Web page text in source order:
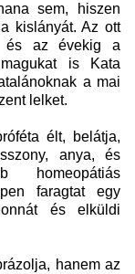
sem, hiszen
kislányát. Az ott
és az évekig a
is Kata
a mai
lelket.
élt, belátja,
anya, és
homeopátiás
faragtat egy
és elküldi
hanem az